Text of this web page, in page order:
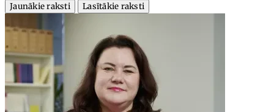
Jaunākie raksti
Lasītākie raksti